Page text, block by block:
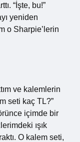
“İşte, bu!”
yeniden
o Sharpie’lerin
ve kalemlerin
seti kaç TL?”
içimde bir
ışık
O kalem seti,